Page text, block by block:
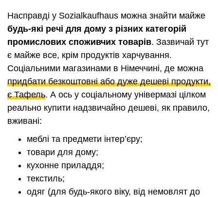
Насправді у Sozialkaufhaus можна знайти майже
будь-які речі для дому з різних категорій
промислових споживчих товарів. Зазвичай тут
є майже все, крім продуктів харчування.
Соціальними магазинами в Німеччині, де можна
придбати безкоштовні або дуже дешеві продукти,
є Тафель. А ось у соціальному універмазі цілком
реально купити надзвичайно дешеві, як правило,
вживані:
меблі та предмети інтер’єру;
товари для дому;
кухонне приладдя;
текстиль;
одяг (для будь-якого віку, від немовлят до